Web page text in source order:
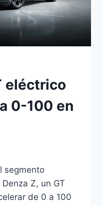
eléctrico
0-100 en
segmento
Z, un GT
de 0 a 100